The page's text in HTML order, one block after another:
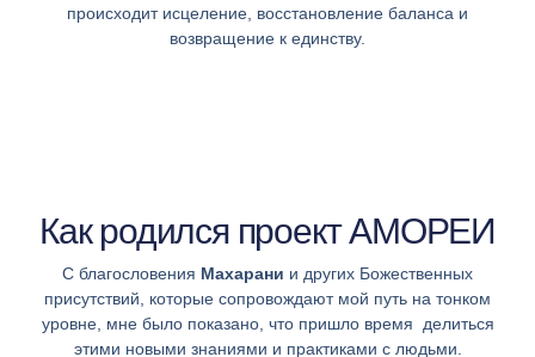
происходит исцеление, восстановление баланса и
возвращение к единству.
Как родился проект АМОРЕИ
С благословения Махарани и других Божественных
присутствий, которые сопровождают мой путь на тонком
уровне, мне было показано, что пришло время делиться
этими новыми знаниями и практиками с людьми.